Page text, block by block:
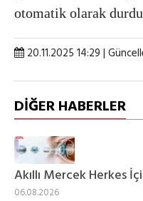
otomatik olarak
20.11.2025 14:29 |
DİĞER HABERLER
Akıllı Mercek Herkes
06.08.2026